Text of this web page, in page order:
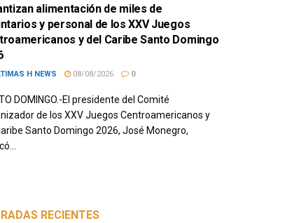
alimentación de miles de
y personal de los XXV Juegos
y del Caribe Santo Domingo
H NEWS 08/08/2026 0
DOMINGO.-El presidente del Comité
de los XXV Juegos Centroamericanos y
Santo Domingo 2026, José Monegro,
RECIENTES